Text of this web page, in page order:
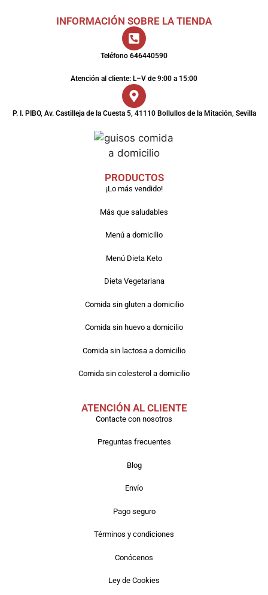
INFORMACIÓN SOBRE LA TIENDA
Teléfono 646440590
Atención al cliente: L–V de 9:00 a 15:00
P. I. PIBO, Av. Castilleja de la Cuesta 5, 41110 Bollullos de la Mitación, Sevilla
PRODUCTOS
¡Lo más vendido!
Más que saludables
Menú a domicilio
Menú Dieta Keto
Dieta Vegetariana
Comida sin gluten a domicilio
Comida sin huevo a domicilio
Comida sin lactosa a domicilio
Comida sin colesterol a domicilio
ATENCIÓN AL CLIENTE
Contacte con nosotros
Preguntas frecuentes
Blog
Envío
Pago seguro
Términos y condiciones
Conócenos
Ley de Cookies